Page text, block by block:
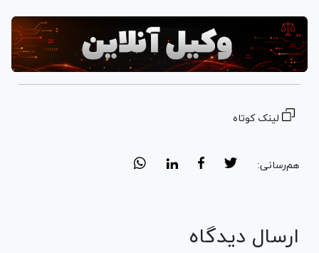
لینک کوتاه
هم‌رسانی:
ارسال دیدگاه